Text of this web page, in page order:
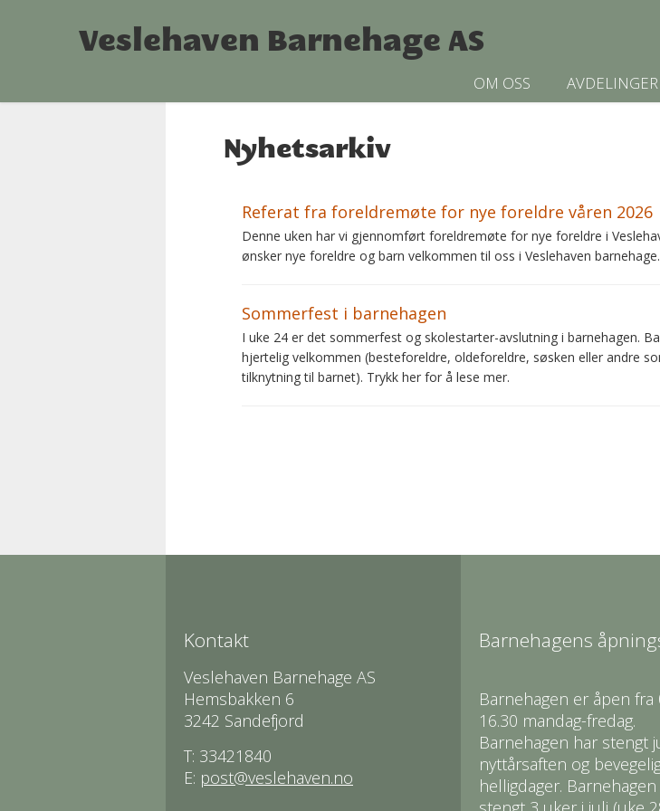
Veslehaven Barnehage AS
OM OSS AVDELINGER
Nyhetsarkiv
Referat fra foreldremøte for nye foreldre våren 2026
Denne uken har vi gjennomført foreldremøte for nye foreldre i
ønsker nye foreldre og barn velkommen til oss i Veslehaven barnehage.
Sommerfest i barnehagen
I uke 24 er det sommerfest og skolestarter-avslutning i barnehagen.
hjertelig velkommen (besteforeldre, oldeforeldre, søsken eller andre
tilknytning til barnet). Trykk her for å lese mer.
Kontakt
Veslehaven Barnehage AS
Hemsbakken 6
3242 Sandefjord
T: 33421840
E: post@veslehaven.no
Barnehagens
Barnehagen er åpen fra
16.30 mandag-fredag.
Barnehagen har stengt
nyttårsaften og
helligdager.